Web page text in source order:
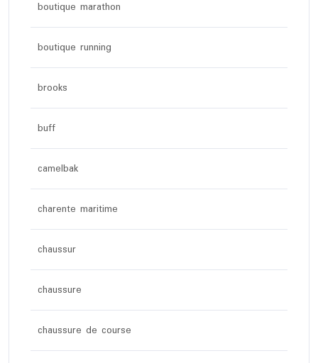
boutique marathon
boutique running
brooks
buff
camelbak
charente maritime
chaussur
chaussure
chaussure de course